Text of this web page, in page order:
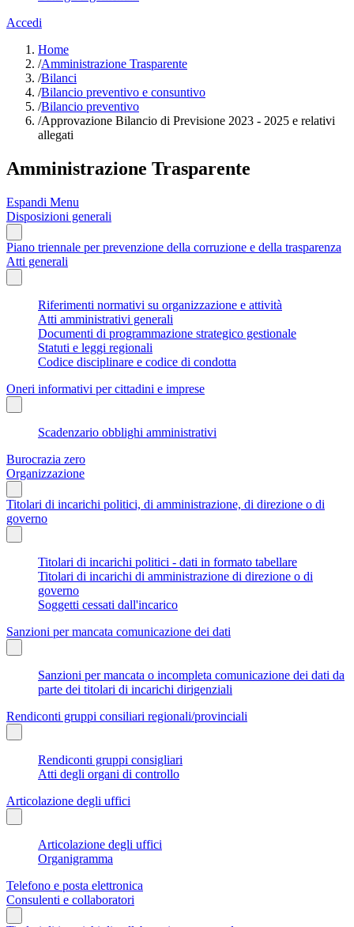
Accedi
Home
/Amministrazione Trasparente
/Bilanci
/Bilancio preventivo e consuntivo
/Bilancio preventivo
/Approvazione Bilancio di Previsione 2023 - 2025 e relativi
allegati
Amministrazione Trasparente
Espandi Menu
Disposizioni generali
Piano triennale per prevenzione della corruzione e della trasparenza
Atti generali
Riferimenti normativi su organizzazione e attività
Atti amministrativi generali
Documenti di programmazione strategico gestionale
Statuti e leggi regionali
Codice disciplinare e codice di condotta
Oneri informativi per cittadini e imprese
Scadenzario obblighi amministrativi
Burocrazia zero
Organizzazione
Titolari di incarichi politici, di amministrazione, di direzione o di
governo
Titolari di incarichi politici - dati in formato tabellare
Titolari di incarichi di amministrazione di direzione o di
governo
Soggetti cessati dall'incarico
Sanzioni per mancata comunicazione dei dati
Sanzioni per mancata o incompleta comunicazione dei dati da
parte dei titolari di incarichi dirigenziali
Rendiconti gruppi consiliari regionali/provinciali
Rendiconti gruppi consigliari
Atti degli organi di controllo
Articolazione degli uffici
Articolazione degli uffici
Organigramma
Telefono e posta elettronica
Consulenti e collaboratori